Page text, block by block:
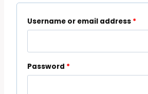
Username or email address *
Password *